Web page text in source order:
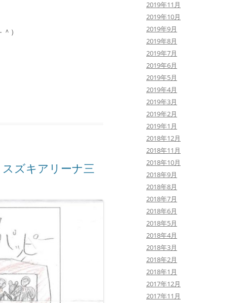
）
キアリーナ三
2019年11月
2019年10月
2019年9月
2019年8月
2019年7月
2019年6月
2019年5月
2019年4月
2019年3月
2019年2月
2019年1月
2018年12月
2018年11月
2018年10月
2018年9月
2018年8月
2018年7月
2018年6月
2018年5月
2018年4月
2018年3月
2018年2月
2018年1月
2017年12月
2017年11月